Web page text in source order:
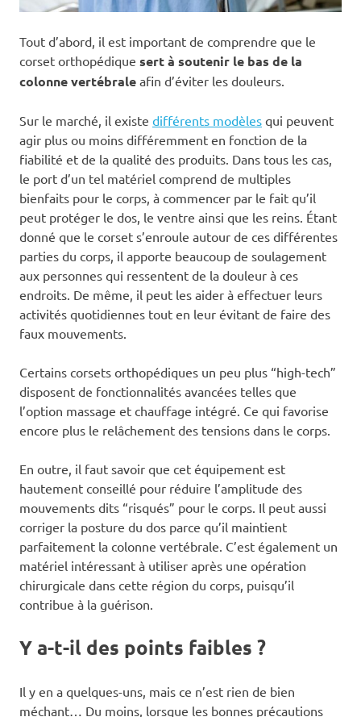
Tout d’abord, il est important de comprendre que le
corset orthopédique sert à soutenir le bas de la
colonne vertébrale afin d’éviter les douleurs.
Sur le marché, il existe différents modèles qui peuvent
agir plus ou moins différemment en fonction de la
fiabilité et de la qualité des produits. Dans tous les cas,
le port d’un tel matériel comprend de multiples
bienfaits pour le corps, à commencer par le fait qu’il
peut protéger le dos, le ventre ainsi que les reins. Étant
donné que le corset s’enroule autour de ces différentes
parties du corps, il apporte beaucoup de soulagement
aux personnes qui ressentent de la douleur à ces
endroits. De même, il peut les aider à effectuer leurs
activités quotidiennes tout en leur évitant de faire des
faux mouvements.
Certains corsets orthopédiques un peu plus “high-tech”
disposent de fonctionnalités avancées telles que
l’option massage et chauffage intégré. Ce qui favorise
encore plus le relâchement des tensions dans le corps.
En outre, il faut savoir que cet équipement est
hautement conseillé pour réduire l’amplitude des
mouvements dits “risqués” pour le corps. Il peut aussi
corriger la posture du dos parce qu’il maintient
parfaitement la colonne vertébrale. C’est également un
matériel intéressant à utiliser après une opération
chirurgicale dans cette région du corps, puisqu’il
contribue à la guérison.
Y a-t-il des points faibles ?
Il y en a quelques-uns, mais ce n’est rien de bien
méchant… Du moins, lorsque les bonnes précautions